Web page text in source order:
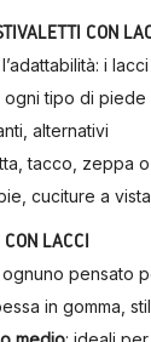
CON
i
ogni tipo di piede
alternativi
tacco, zeppa
cuciture a
LACCI
pensato
in gomma,